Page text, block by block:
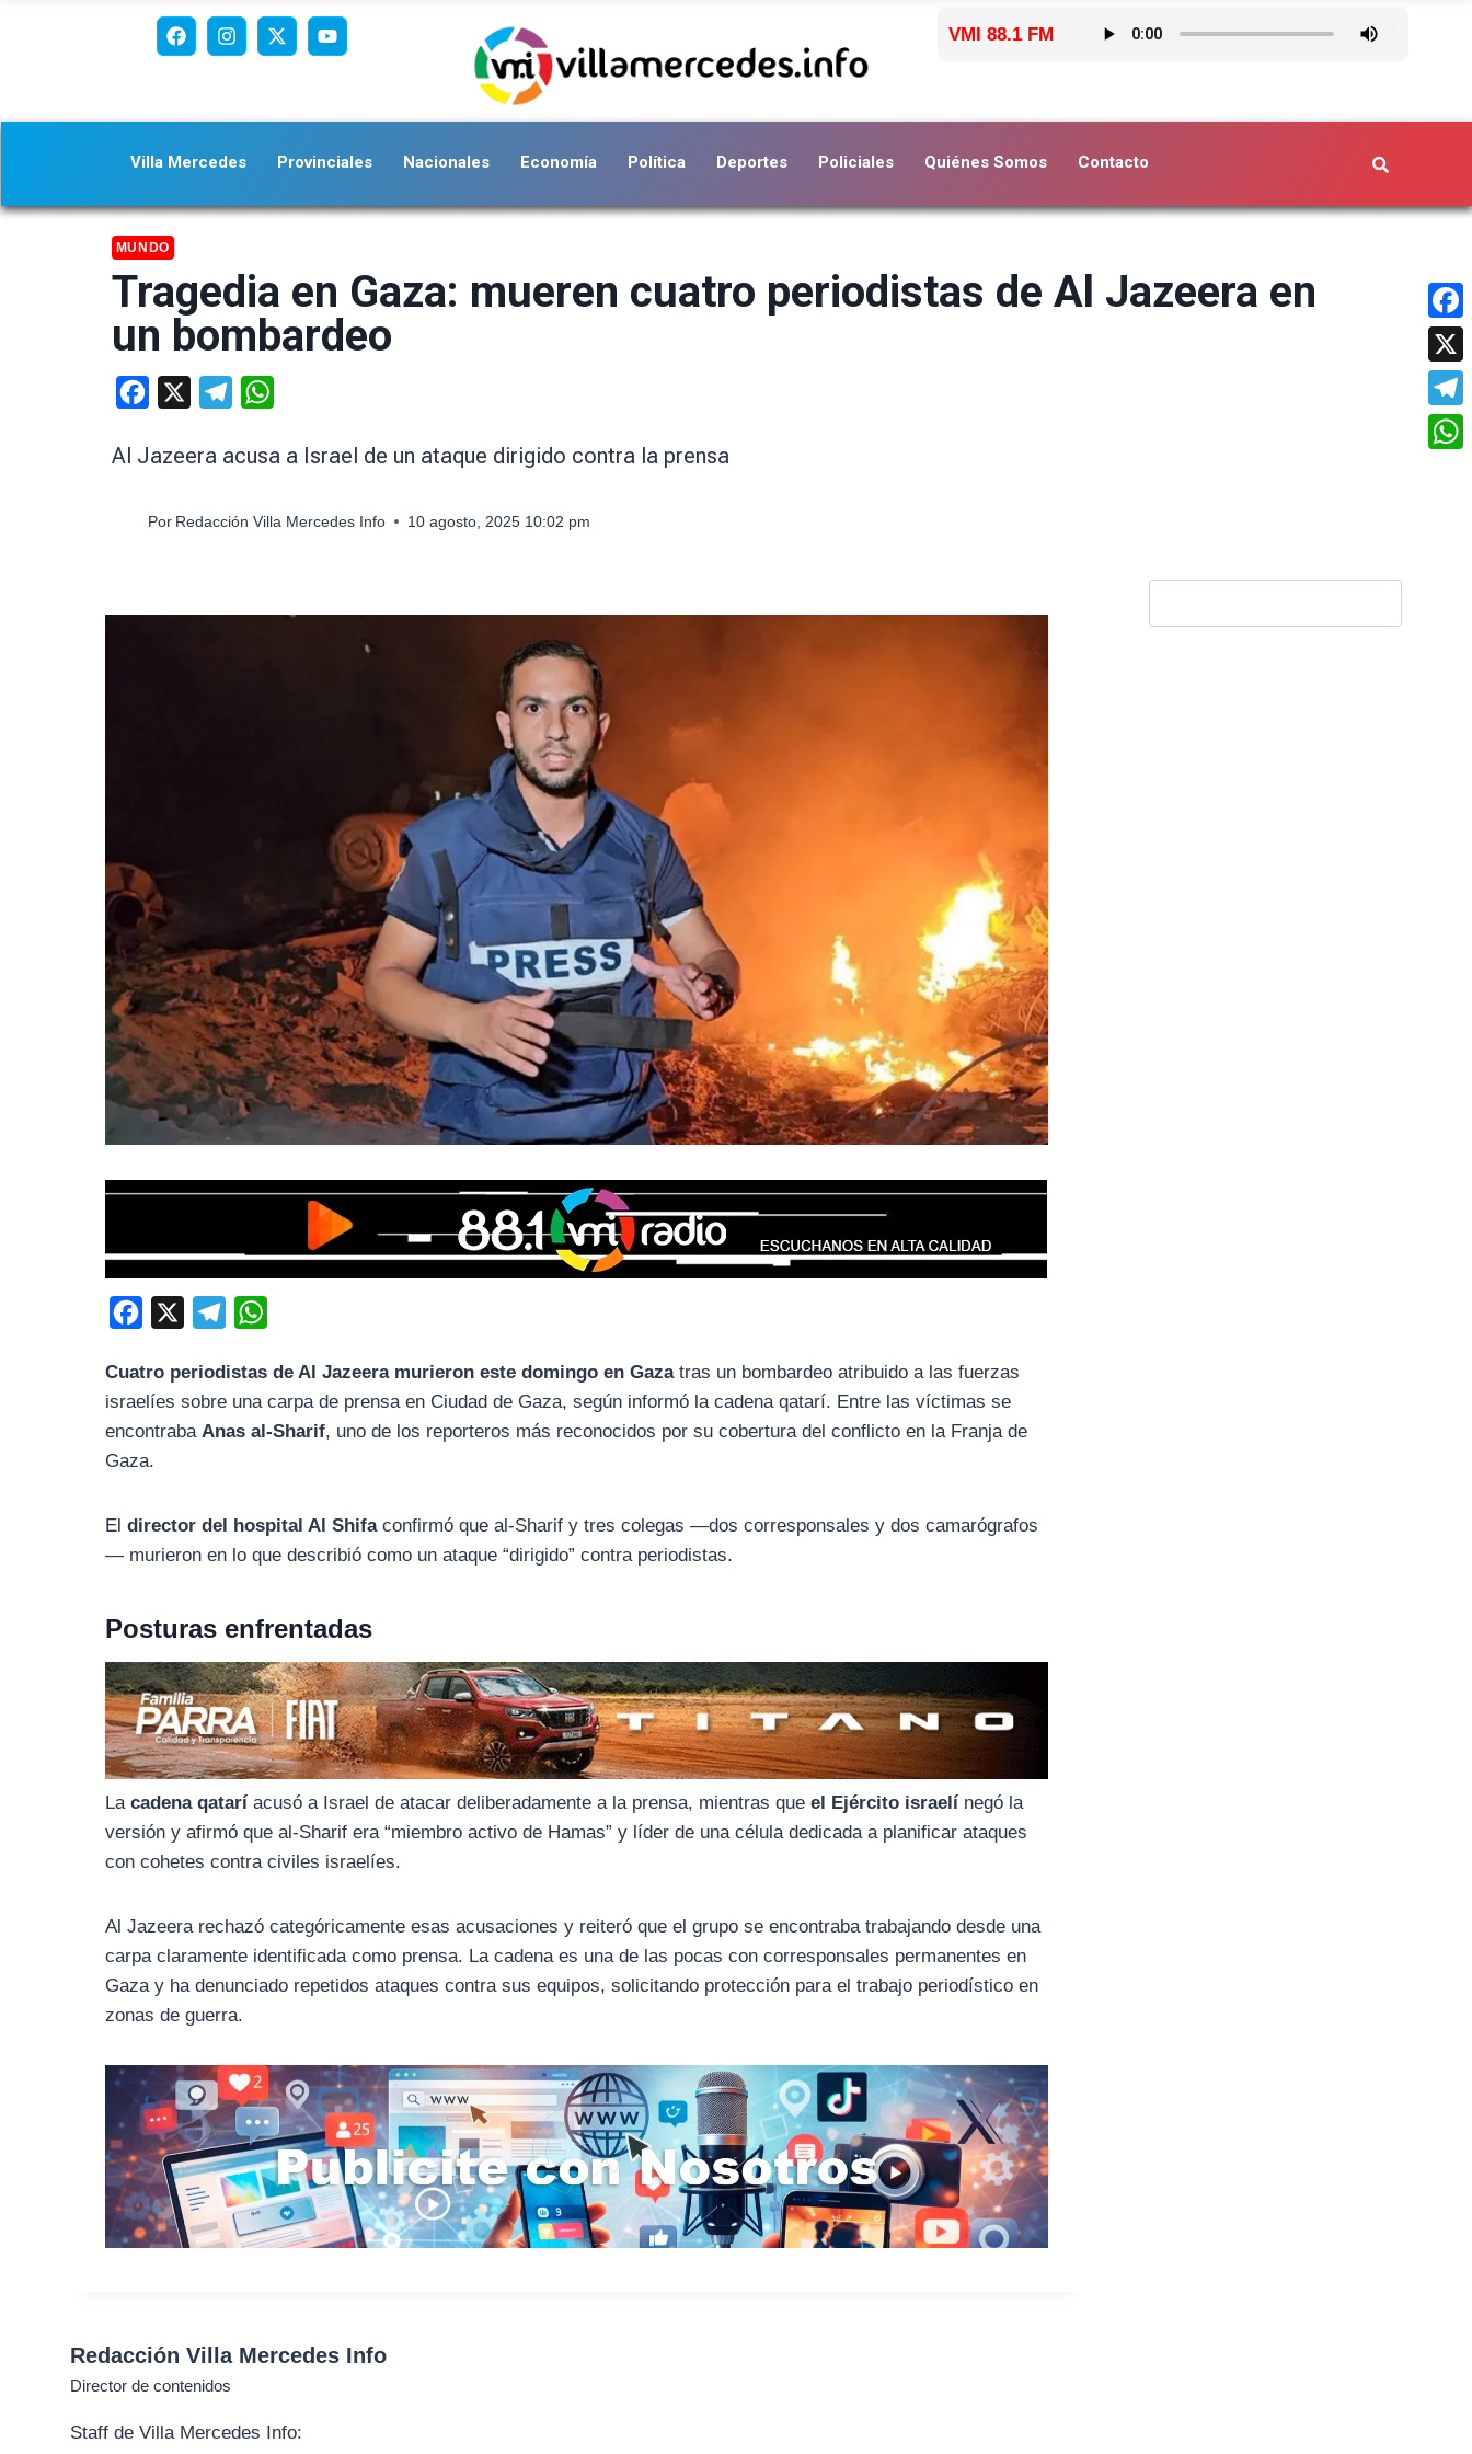
VMI 88.1 FM
Villa Mercedes Provinciales Nacionales Economía Política Deportes Policiales Quiénes Somos Contacto
MUNDO
Tragedia en Gaza: mueren cuatro periodistas de Al Jazeera en
un bombardeo
Facebook Telegram
Al Jazeera acusa a Israel de un ataque dirigido contra la prensa
Por Redacción Villa Mercedes Info 10 agosto, 2025 10:02 pm
c
e
b
l
e
g
a
t
s
p
Cuatro periodistas de Al Jazeera murieron este domingo en Gazatras un bombardeo atribuido a las fuerzas
israelíes sobre una carpa de prensa en Ciudad de Gaza, según informó la cadena qatarí. Entre las víctimas se
encontrabaAnas al-Sharif, uno de los reporteros más reconocidos por su cobertura del conflicto en la Franja de
Gaza.
Eldirector del hospital Al Shifaconfirmó que al-Sharif y tres colegas —dos corresponsales y dos camarógrafos
— murieron en lo que describió como un ataque “dirigido” contra periodistas.
Posturas enfrentadas
Lacadena qatarí acusó a Israel de atacar deliberadamente a la prensa, mientras queel Ejército israelí negó la
versión y afirmó que al-Sharif era “miembro activo de Hamas” y líder de una célula dedicada a planificar ataques
con cohetes contra civiles israelíes.
Al Jazeera rechazó categóricamente esas acusaciones y reiteró que el grupo se encontraba trabajando desde una
carpa claramente identificada como prensa. La cadena es una de las pocas con corresponsales permanentes en
Gaza y ha denunciado repetidos ataques contra sus equipos, solicitando protección para el trabajo periodístico en
zonas de guerra.
Redacción Villa Mercedes Info
Director de contenidos
Staff de Villa Mercedes Info:
X